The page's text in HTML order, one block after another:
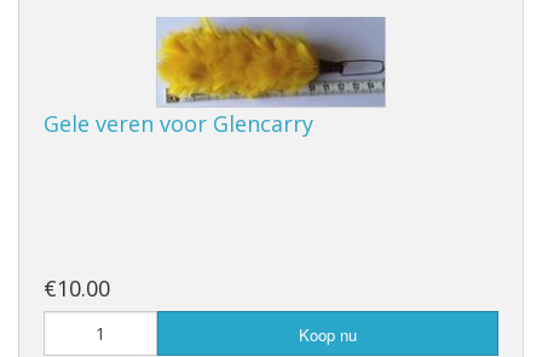
Gele veren voor Glencarry
€10.00
Koop nu